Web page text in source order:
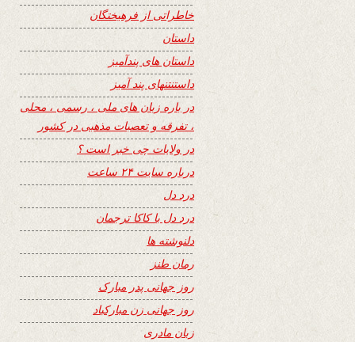
خاطراتی از فرهیختگان
داستان
داستان های پندآمیز
داستنتنهای پند آمیز
در باره زبان های ملی ، رسمی ، محلی
، تفرقه و تعصبات مذهبی در کشور
در ولایات چی خبر است ؟
درباره سایت ۲۴ ساعت
درد دل
درد دل با کاکا ترجمان
دلنوشته ها
رمان طنز
روز جهانی پدر مبارک
روز جهانی زن مبارکباد
زبان مادری